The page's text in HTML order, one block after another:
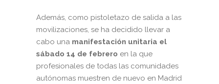
Además, como pistoletazo de salida a las
movilizaciones, se ha decidido llevar a
cabo una manifestación unitaria el
sábado 14 de febrero en la que
profesionales de todas las comunidades
autónomas muestren de nuevo en Madrid